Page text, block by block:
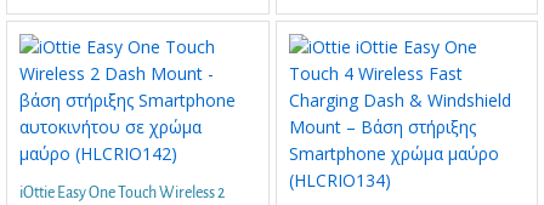
iOttie Easy One Touch Wireless 2